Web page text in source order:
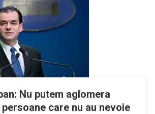
Nu putem aglomera
care nu au nevoie